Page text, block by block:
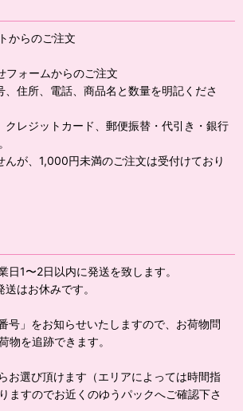
からのご注文
フォームからのご注文
住所、電話、商品名と数量を明記くださ
レジットカード、郵便振替・代引き・銀行
が、1,000円未満のご注文は受付けており
1〜2日以内に発送を致します。
はお休みです。
号」をお知らせいたしますので、お荷物問
物を追跡できます。
お選び頂けます（エリアによっては時間指
ますのでお近くのゆうパックへご確認下さ